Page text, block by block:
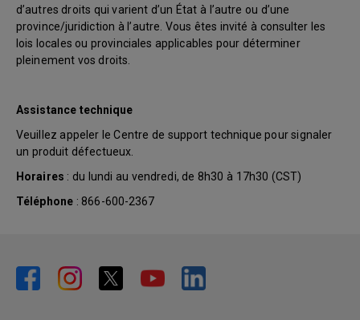
d’autres droits qui varient d’un État à l’autre ou d’une
province/juridiction à l’autre. Vous êtes invité à consulter les
lois locales ou provinciales applicables pour déterminer
pleinement vos droits.
Assistance technique
Veuillez appeler le Centre de support technique pour signaler
un produit défectueux.
Horaires : du lundi au vendredi, de 8h30 à 17h30 (CST)
Téléphone : 866-600-2367